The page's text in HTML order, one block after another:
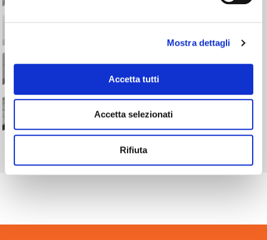
Mostra dettagli
Accetta tutti
Accetta selezionati
Rifiuta